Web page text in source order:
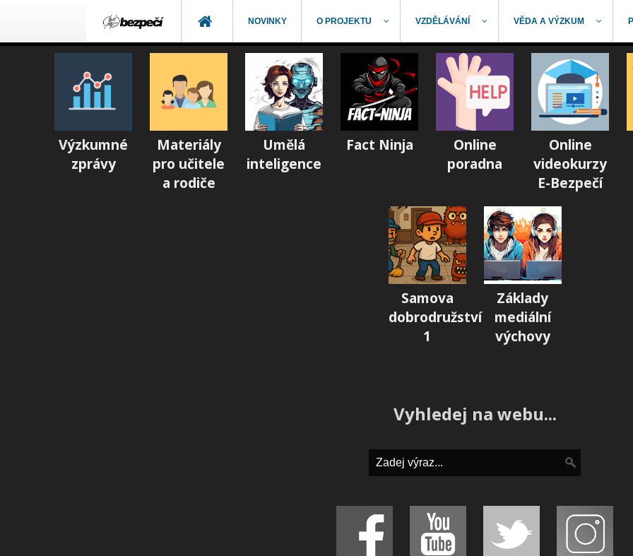
NOVINKY O PROJEKTU VZDĚLÁVÁNÍ VĚDA A VÝZKUM
Výzkumné
zprávy
Materiály
pro učitele
a rodiče
Umělá
inteligence
Fact Ninja
Online
poradna
Online
videokurzy
E-Bezpečí
Samova
dobrodružství
1
Základy
mediální
výchovy
Vyhledej na webu...